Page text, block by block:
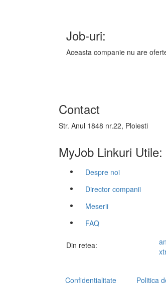
Job-uri:
Aceasta companie nu are
Contact
Str. Anul 1848 nr.22, Ploiesti
MyJob Linkuri Utile:
Despre noi
Director companii
Meserii
FAQ
Din retea:
Confidentialitate Politica